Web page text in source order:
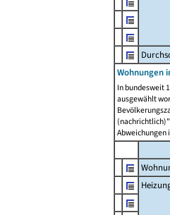
Wohnungen
In bundesweit
ausgewählt
Abweichungen